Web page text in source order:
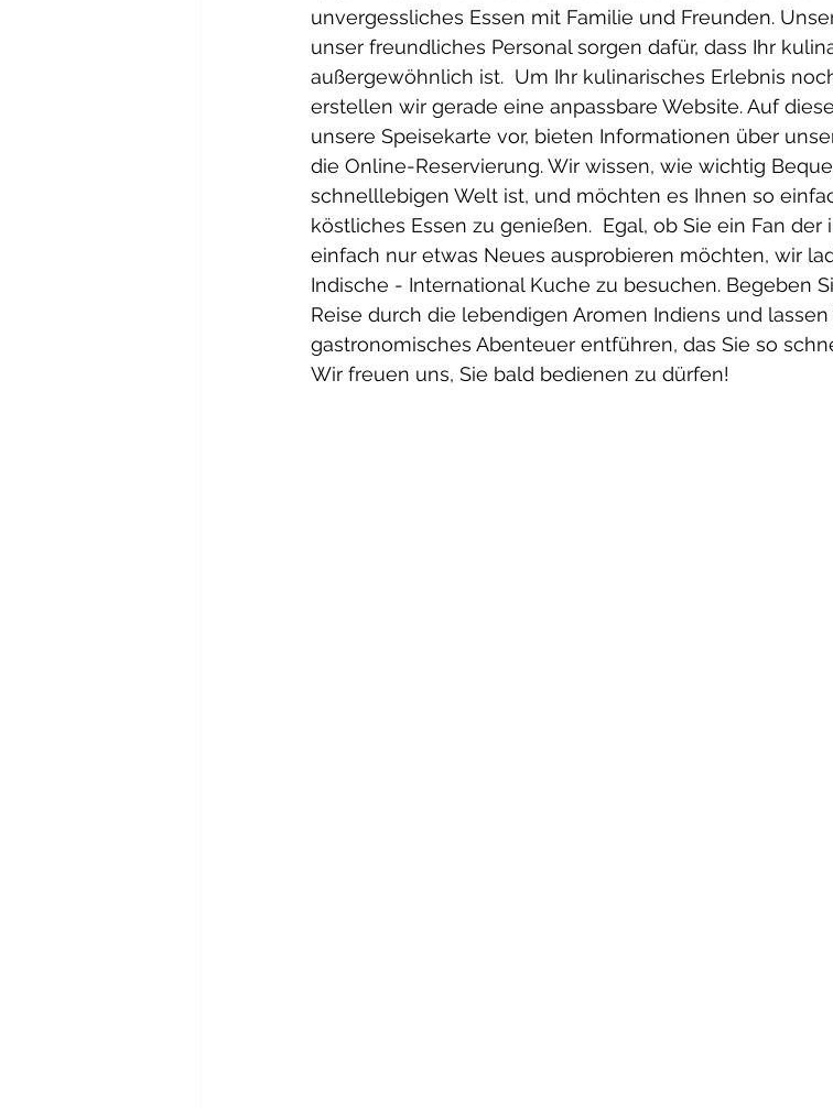
unvergessliches Essen mit Familie und Freunden.
unser freundliches Personal sorgen dafür, dass Ihr
außergewöhnlich ist.  Um Ihr kulinarisches Erlebnis
erstellen wir gerade eine anpassbare Website. Auf
unsere Speisekarte vor, bieten Informationen über
die Online-Reservierung. Wir wissen, wie wichtig
schnelllebigen Welt ist, und möchten es Ihnen so
köstliches Essen zu genießen.  Egal, ob Sie ein Fan
einfach nur etwas Neues ausprobieren möchten, wir
Indische - International Kuche zu besuchen. Begeben
Reise durch die lebendigen Aromen Indiens und
gastronomisches Abenteuer entführen, das Sie so
Wir freuen uns, Sie bald bedienen zu dürfen!